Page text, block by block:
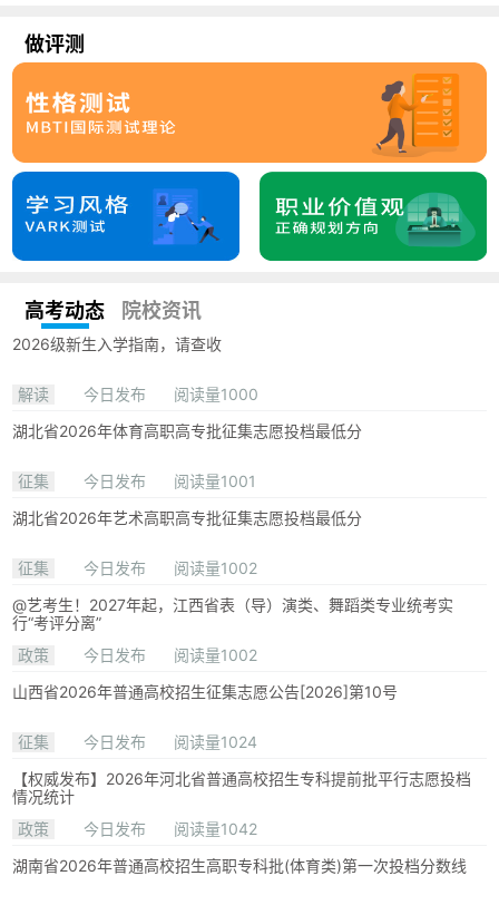
做评测
高考动态 院校资讯
2026级新生入学指南，请查收
解读 今日发布
阅读量1000
湖北省2026年体育高职高专批征集志愿投档最低分
征集 今日发布
阅读量1001
湖北省2026年艺术高职高专批征集志愿投档最低分
征集 今日发布
阅读量1002
@艺考生！2027年起，江西省表（导）演类、舞蹈类专业统考实
行“考评分离”
政策
今日发布
阅读量1002
山西省2026年普通高校招生征集志愿公告[2026]第10号
征集 今日发布
阅读量1024
【权威发布】2026年河北省普通高校招生专科提前批平行志愿投档
情况统计
政策
今日发布
阅读量1042
湖南省2026年普通高校招生高职专科批(体育类)第一次投档分数线